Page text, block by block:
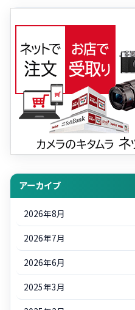
アーカイブ
2026年8月
2026年7月
2026年6月
2025年3月